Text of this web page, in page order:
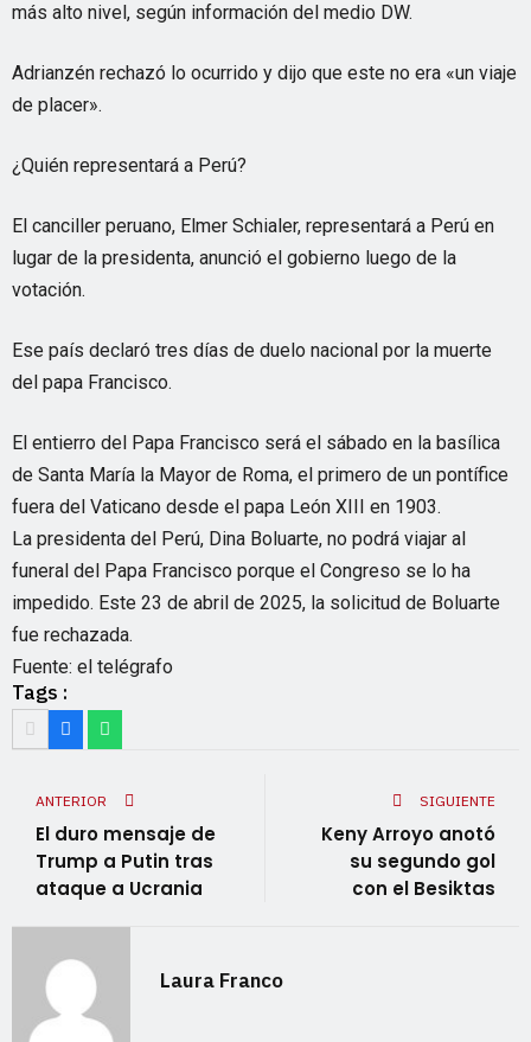
más alto nivel, según información del medio DW.
Adrianzén rechazó lo ocurrido y dijo que este no era «un viaje
de placer».
¿Quién representará a Perú?
El canciller peruano, Elmer Schialer, representará a Perú en
lugar de la presidenta, anunció el gobierno luego de la
votación.
Ese país declaró tres días de duelo nacional por la muerte
del papa Francisco.
El entierro del Papa Francisco será el sábado en la basílica
de Santa María la Mayor de Roma, el primero de un pontífice
fuera del Vaticano desde el papa León XIII en 1903.
La presidenta del Perú, Dina Boluarte, no podrá viajar al
funeral del Papa Francisco porque el Congreso se lo ha
impedido. Este 23 de abril de 2025, la solicitud de Boluarte
fue rechazada.
Fuente: el telégrafo
Tags :
ANTERIOR
El duro mensaje de
Trump a Putin tras
ataque a Ucrania
SIGUIENTE
Keny Arroyo anotó
su segundo gol
con el Besiktas
Laura Franco